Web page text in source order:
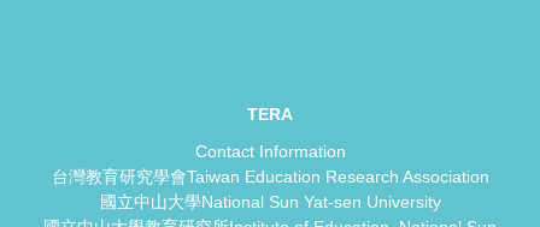
TERA
Contact Information
台灣教育研究學會Taiwan Education Research Association
國立中山大學National Sun Yat-sen University